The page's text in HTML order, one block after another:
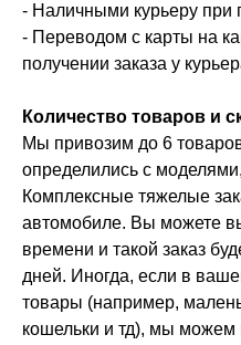
- Наличными курьеру при
- Переводом с карты на
получении заказа у
Количество товаров и
Мы привозим до 6
определились с
Комплексные тяжелые
автомобиле. Вы можете
времени и такой заказ
дней. Иногда, если в
товары (например,
кошельки и тд), мы можем